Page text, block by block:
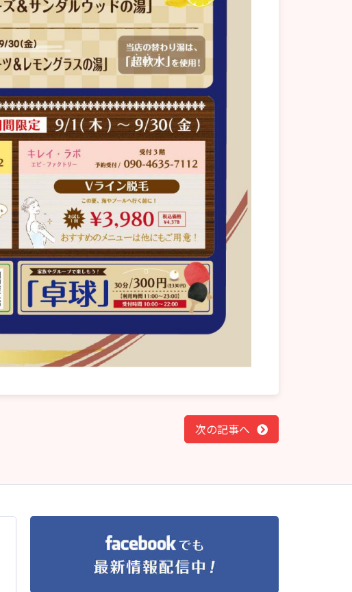
次の記事へ